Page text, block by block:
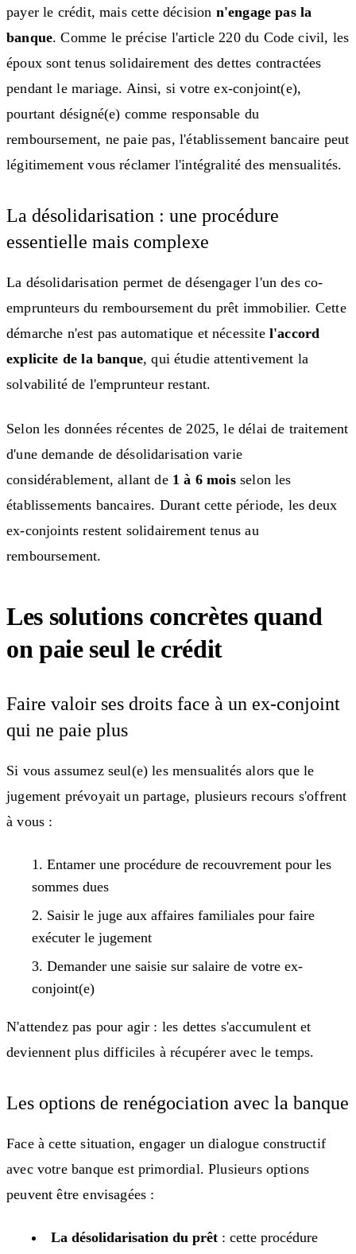
payer le crédit, mais cette décision n'engage pas la
banque. Comme le précise l'article 220 du Code civil, les
époux sont tenus solidairement des dettes contractées
pendant le mariage. Ainsi, si votre ex-conjoint(e),
pourtant désigné(e) comme responsable du
remboursement, ne paie pas, l'établissement bancaire peut
légitimement vous réclamer l'intégralité des mensualités.
La désolidarisation : une procédure
essentielle mais complexe
La désolidarisation permet de désengager l'un des co-
emprunteurs du remboursement du prêt immobilier. Cette
démarche n'est pas automatique et nécessite l'accord
explicite de la banque, qui étudie attentivement la
solvabilité de l'emprunteur restant.
Selon les données récentes de 2025, le délai de traitement
d'une demande de désolidarisation varie
considérablement, allant de 1 à 6 moisselon les
établissements bancaires. Durant cette période, les deux
ex-conjoints restent solidairement tenus au
remboursement.
Les solutions concrètes quand
on paie seul le crédit
Faire valoir ses droits face à un ex-conjoint
qui ne paie plus
Si vous assumez seul(e) les mensualités alors que le
jugement prévoyait un partage, plusieurs recours s'offrent
à vous :
Entamer une procédure de recouvrement pour les
sommes dues
Saisir le juge aux affaires familiales pour faire
exécuter le jugement
Demander une saisie sur salaire de votre ex-
conjoint(e)
N'attendez pas pour agir : les dettes s'accumulent et
deviennent plus difficiles à récupérer avec le temps.
Les options de renégociation avec la banque
Face à cette situation, engager un dialogue constructif
avec votre banque est primordial. Plusieurs options
peuvent être envisagées :
La désolidarisation du prêt : cette procédure